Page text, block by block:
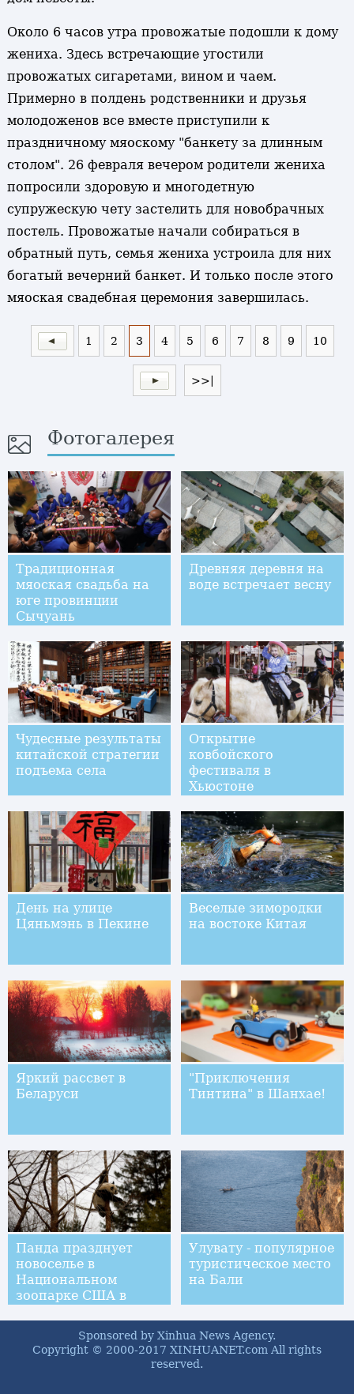
Около 6 часов утра провожатые подошли к дому
жениха. Здесь встречающие угостили
провожатых сигаретами, вином и чаем.
Примерно в полдень родственники и друзья
молодоженов все вместе приступили к
праздничному мяоскому "банкету за длинным
столом". 26 февраля вечером родители жениха
попросили здоровую и многодетную
супружескую чету застелить для новобрачных
постель. Провожатые начали собираться в
обратный путь, семья жениха устроила для них
богатый вечерний банкет. И только после этого
мяоская свадебная церемония завершилась.
1 2 3 4 5 6 7 8 9 10
>>|
Фотогалерея
Традиционная
мяоская свадьба на
юге провинции
Сычуань
Древняя деревня на
воде встречает весну
Чудесные результаты
китайской стратегии
подъема села
Открытие
ковбойского
фестиваля в
Хьюстоне
День на улице
Цяньмэнь в Пекине
Веселые зимородки
на востоке Китая
Яркий рассвет в
Беларуси
"Приключения
Тинтина" в Шанхае!
Панда празднует
новоселье в
Национальном
зоопарке США в
Улувату - популярное
туристическое место
на Бали
Sponsored by Xinhua News Agency.
Copyright © 2000-2017 XINHUANET.com All rights
reserved.